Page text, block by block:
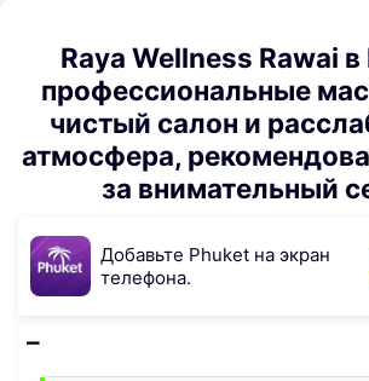
Raya Wellness Rawai
профессиональные
чистый салон и
атмосфера,
за внимательный
Добавьте Phuket на экран
телефона.